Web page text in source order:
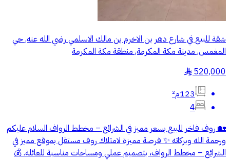
شقة للبيع في شارع دهر بن الاخرم بن مالك الاسلمي رضي الله عنه, حي
المغمس, مدينة مكة المكرمة, منطقة مكة المكرمة
520,000
§
123م²
4
🏡 روف فاخر للبيع بسعر مميز في الشرائع – مخطط الرواف السلام عليكم
ورحمة الله وبركاته ✨ فرصة مميزة لامتلاك روف مستقل بموقع مميز في
الشرائع – مخطط الرواف، بتصميم عملي ومساحات مناسبة للعائلة. 💰